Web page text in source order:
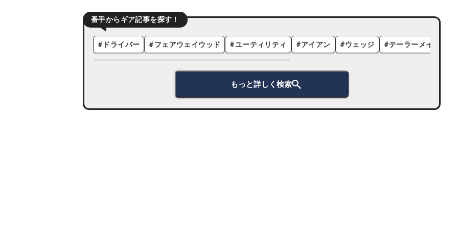
番手からギア記事を探す！
# ドライバー #フェアウェイウッド #ユーティリティ #アイアン #ウェッジ #テーラーメイド
もっと詳しく検索